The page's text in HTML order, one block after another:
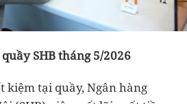
SHB tháng 5/2026
kiệm tại quầy, Ngân hàng